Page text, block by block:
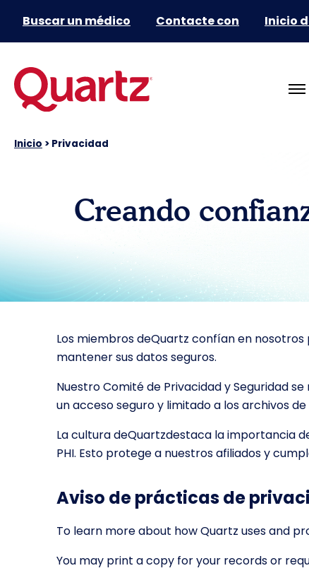
Buscar un médico Contacte con Inicio
Inicio > Privacidad
Creando
Los miembros deQuartz confían en
mantener sus datos seguros.
Nuestro Comité de Privacidad y Seguridad
un acceso seguro y limitado a los archivos
La cultura deQuartzdestaca la importancia
PHI. Esto protege a nuestros afiliados y
Aviso de prácticas de
To learn more about how Quartz uses and
You may print a copy for your records or